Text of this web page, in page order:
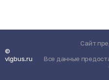
©
vlgbus.ru
Сайт
Все данные